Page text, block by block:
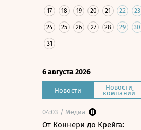
17 18 19 20 21 22 23
24 25 26 27 28 29 30
31
6 августа 2026
Новости Новости
компаний
04:03 / Медиа
От Коннери до Крейга: